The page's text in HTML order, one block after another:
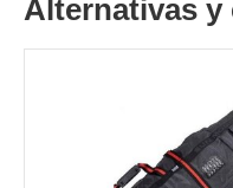
Alternativas y